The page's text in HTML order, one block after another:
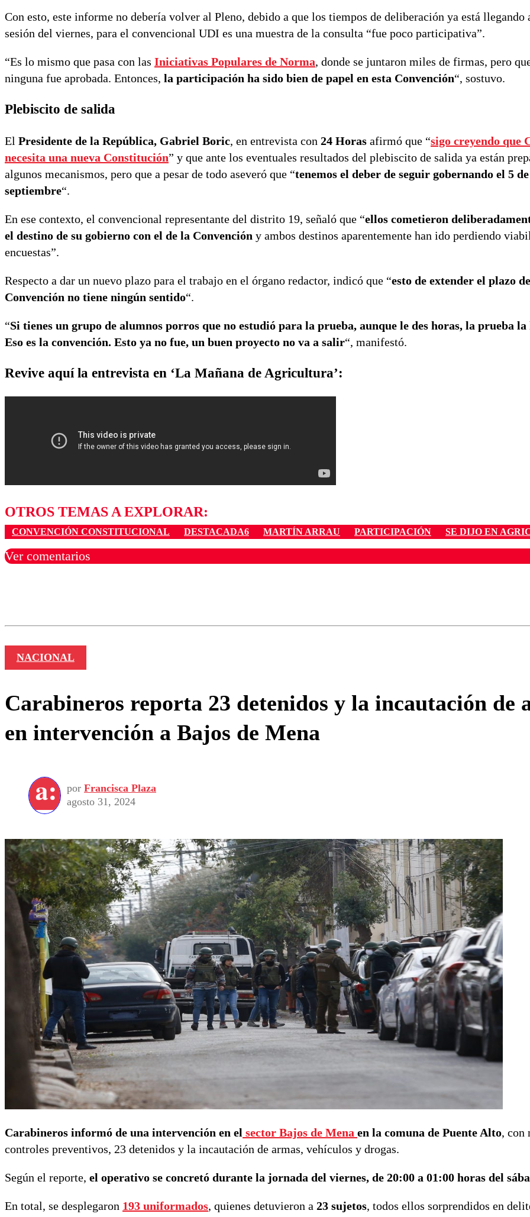
Con esto, este informe no debería volver al Pleno, debido a que los tiempos de deliberación ya está llegando
sesión del viernes, para el convencional UDI es una muestra de la consulta “fue poco participativa”.
“Es lo mismo que pasa con las Iniciativas Populares de Norma, donde se juntaron miles de firmas, pero
ninguna fue aprobada. Entonces, la participación ha sido bien de papel en esta Convención“, sostuvo.
Plebiscito de salida
El Presidente de la República, Gabriel Boric, en entrevista con 24 Horas afirmó que “sigo creyendo que
necesita una nueva Constitución” y que ante los eventuales resultados del plebiscito de salida ya están
algunos mecanismos, pero que a pesar de todo aseveró que “tenemos el deber de seguir gobernando el 5 de
septiembre“.
En ese contexto, el convencional representante del distrito 19, señaló que “ellos cometieron
el destino de su gobierno con el de la Convención y ambos destinos aparentemente han ido perdiendo
encuestas”.
Respecto a dar un nuevo plazo para el trabajo en el órgano redactor, indicó que “esto de extender el plazo
Convención no tiene ningún sentido“.
“Si tienes un grupo de alumnos porros que no estudió para la prueba, aunque le des horas, la prueba
Eso es la convención. Esto ya no fue, un buen proyecto no va a salir“, manifestó.
Revive aquí la entrevista en ‘La Mañana de Agricultura’:
OTROS TEMAS A EXPLORAR:
CONVENCIÓN CONSTITUCIONAL DESTACADA6 MARTÍN ARRAU PARTICIPACIÓN SE DIJO EN
Ver comentarios
NACIONAL
Carabineros reporta 23 detenidos y la incautación de
en intervención a Bajos de Mena
por Francisca Plaza
agosto 31, 2024
Carabineros informó de una intervención en el sector Bajos de Mena en la comuna de Puente Alto, con
controles preventivos, 23 detenidos y la incautación de armas, vehículos y drogas.
Según el reporte, el operativo se concretó durante la jornada del viernes, de 20:00 a 01:00 horas del
En total, se desplegaron 193 uniformados, quienes detuvieron a 23 sujetos, todos ellos sorprendidos en